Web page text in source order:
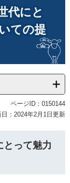
代にと
ての提
ページID：0150144
日：2024年2月1日更新
とって魅力